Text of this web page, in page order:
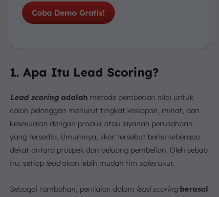
Coba Demo Gratis!
1. Apa Itu Lead Scoring?
Lead scoringadalah metode pemberian nilai untuk
calon pelanggan menurut tingkat kesiapan, minat, dan
kesesuaian dengan produk atau layanan perusahaan
yang tersedia. Umumnya, skor tersebut berisi seberapa
dekat antara prospek dan peluang pembelian. Oleh sebab
itu, setiap leadakan lebih mudah tim salesukur.
Sebagai tambahan, penilaian dalam lead scoring berasal